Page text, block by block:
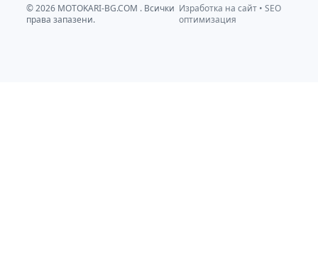
b
o
u
b
e
d
© 2026 MOTOKARI-BG.COM . Всички
права запазени.
Изработка на сайт •SEO
оптимизация